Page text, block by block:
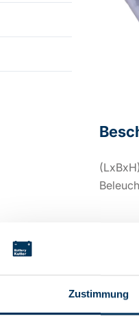
Zustimmung